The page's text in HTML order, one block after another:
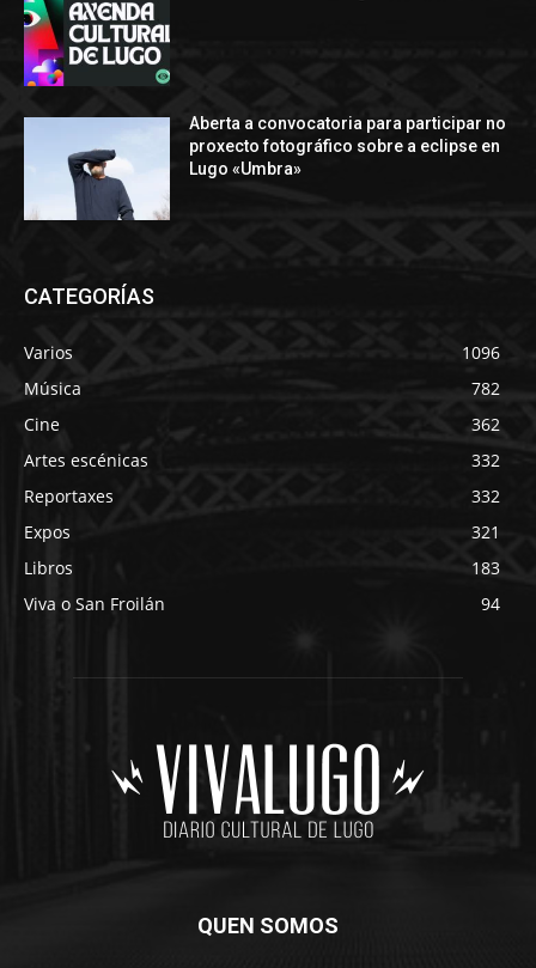
Aberta a convocatoria para participar no
proxecto fotográfico sobre a eclipse en
Lugo «Umbra»
CATEGORÍAS
Varios
1096
Música
782
Cine
362
Artes escénicas
332
Reportaxes
332
Expos
321
Libros
183
Viva o San Froilán
94
QUEN SOMOS